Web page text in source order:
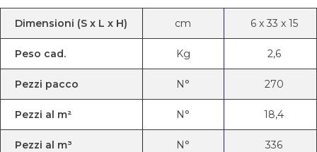
Dimensioni (S x L x H) cm 6 x 33 x 15
Peso cad. Kg 2,6
Pezzi pacco N° 270
Pezzi al m² N° 18,4
Pezzi al m³ N° 336